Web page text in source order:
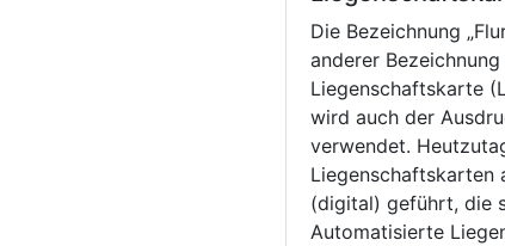
Die Bezeichnung
anderer
Liegenschaftskarte
wird auch der
verwendet.
Liegenschaftskarten
(digital) geführt, die
Automatisierte